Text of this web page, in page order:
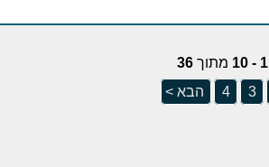
1 - 10 מתוך 36
3
4 הבא >